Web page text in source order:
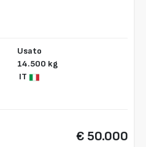
Usato
14.500 kg
IT
€ 50.000